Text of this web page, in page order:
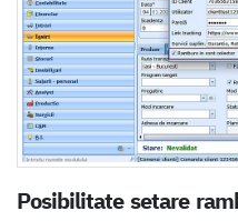
Posibilitate setare